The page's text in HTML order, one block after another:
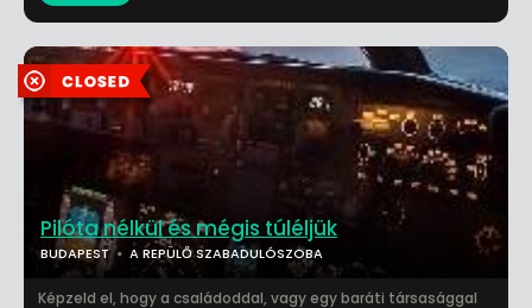
Pilóta nélkül és mégis túléljük
BUDAPEST A REPÜLŐ SZABADULÓSZOBA
Képzeld el, hogy a családoddal, vagy egy baráti társasággal